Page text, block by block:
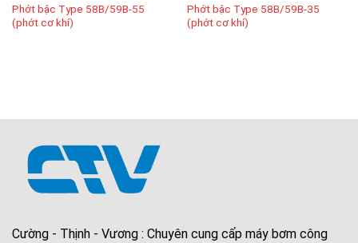
Phớt bậc Type 58B/59B-55
(phớt cơ khí)
Phớt bậc Type 58B/59B-35
(phớt cơ khí)
Cường - Thịnh - Vương : Chuyên cung cấp máy bơm công